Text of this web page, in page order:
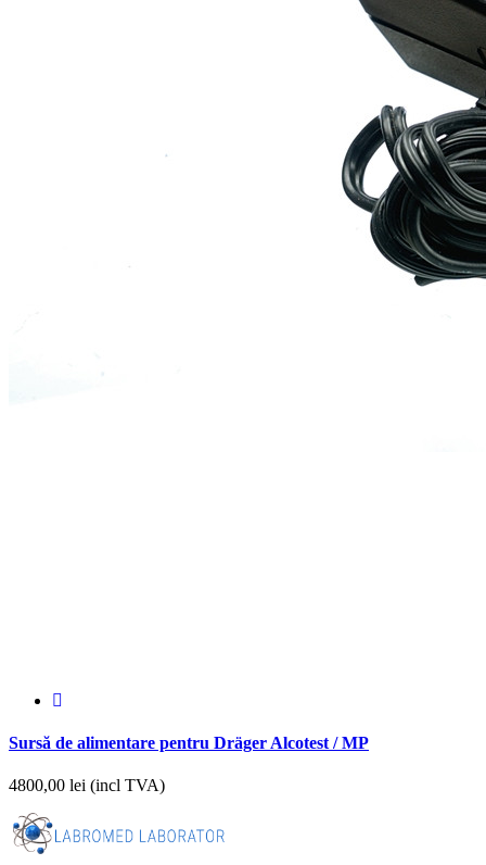
Sursă de alimentare pentru Dräger Alcotest / MP
4800,00 lei (incl TVA)